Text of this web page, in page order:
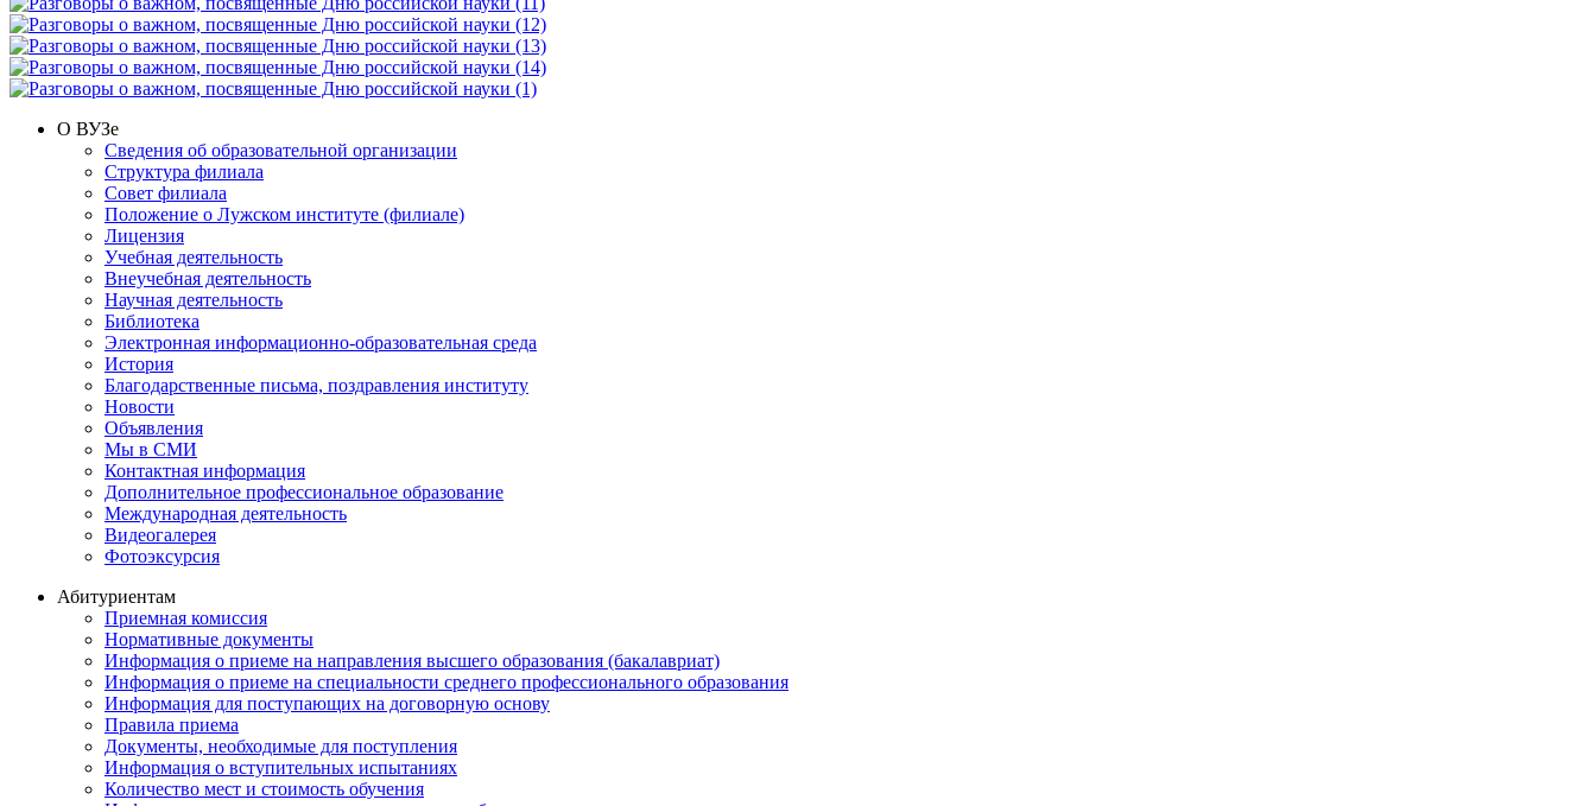
О ВУЗе
Сведения об образовательной организации
Структура филиала
Совет филиала
Положение о Лужском институте (филиале)
Лицензия
Учебная деятельность
Внеучебная деятельность
Научная деятельность
Библиотека
Электронная информационно-образовательная среда
История
Благодарственные письма, поздравления институту
Новости
Объявления
Мы в СМИ
Контактная информация
Дополнительное профессиональное образование
Международная деятельность
Видеогалерея
Фотоэксурсия
Абитуриентам
Приемная комиссия
Нормативные документы
Информация о приеме на направления высшего образования (бакалавриат)
Информация о приеме на специальности среднего профессионального образования
Информация для поступающих на договорную основу
Правила приема
Документы, необходимые для поступления
Информация о вступительных испытаниях
Количество мест и стоимость обучения